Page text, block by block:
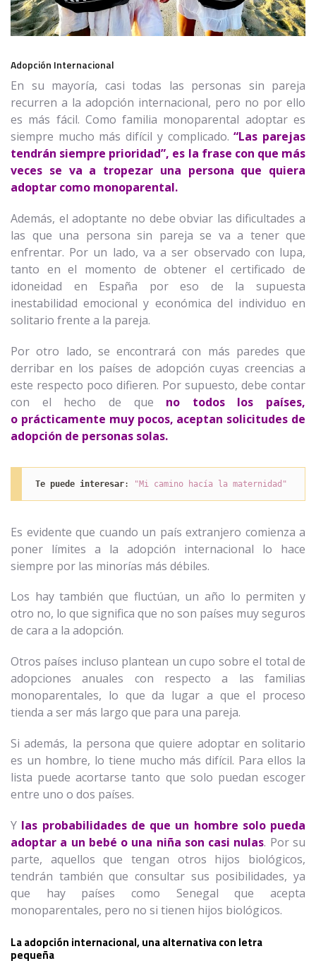
Adopción Internacional
En su mayoría, casi todas las personas sin pareja
recurren a la adopción internacional, pero no por ello
es más fácil. Como familia monoparental adoptar es
siempre mucho más difícil y complicado. “Las parejas
tendrán siempre prioridad”, es la frase con que más
veces se va a tropezar una persona que quiera
adoptar como monoparental.
Además, el adoptante no debe obviar las dificultades a
las que una persona sin pareja se va a tener que
enfrentar. Por un lado, va a ser observado con lupa,
tanto en el momento de obtener el certificado de
idoneidad en España por eso de la supuesta
inestabilidad emocional y económica del individuo en
solitario frente a la pareja.
Por otro lado, se encontrará con más paredes que
derribar en los países de adopción cuyas creencias a
este respecto poco difieren. Por supuesto, debe contar
con el hecho de que no todos los países,
o prácticamente muy pocos, aceptan solicitudes de
adopción de personas solas.
Te puede interesar: "Mi camino hacía la maternidad"
Es evidente que cuando un país extranjero comienza a
poner límites a la adopción internacional lo hace
siempre por las minorías más débiles.
Los hay también que fluctúan, un año lo permiten y
otro no, lo que significa que no son países muy seguros
de cara a la adopción.
Otros países incluso plantean un cupo sobre el total de
adopciones anuales con respecto a las familias
monoparentales, lo que da lugar a que el proceso
tienda a ser más largo que para una pareja.
Si además, la persona que quiere adoptar en solitario
es un hombre, lo tiene mucho más difícil. Para ellos la
lista puede acortarse tanto que solo puedan escoger
entre uno o dos países.
Y las probabilidades de que un hombre solo pueda
adoptar a un bebé o una niña son casi nulas. Por su
parte, aquellos que tengan otros hijos biológicos,
tendrán también que consultar sus posibilidades, ya
que hay países como Senegal que acepta
monoparentales, pero no si tienen hijos biológicos.
La adopción internacional, una alternativa con letra
pequeña